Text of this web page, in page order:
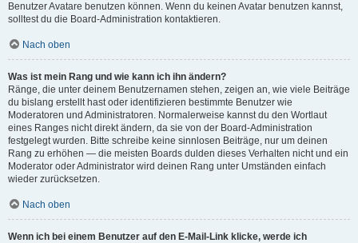
Benutzer Avatare benutzen können. Wenn du keinen Avatar benutzen kannst,
solltest du die Board-Administration kontaktieren.
Nach oben
Was ist mein Rang und wie kann ich ihn ändern?
Ränge, die unter deinem Benutzernamen stehen, zeigen an, wie viele Beiträge
du bislang erstellt hast oder identifizieren bestimmte Benutzer wie
Moderatoren und Administratoren. Normalerweise kannst du den Wortlaut
eines Ranges nicht direkt ändern, da sie von der Board-Administration
festgelegt wurden. Bitte schreibe keine sinnlosen Beiträge, nur um deinen
Rang zu erhöhen — die meisten Boards dulden dieses Verhalten nicht und ein
Moderator oder Administrator wird deinen Rang unter Umständen einfach
wieder zurücksetzen.
Nach oben
Wenn ich bei einem Benutzer auf den E-Mail-Link klicke, werde ich